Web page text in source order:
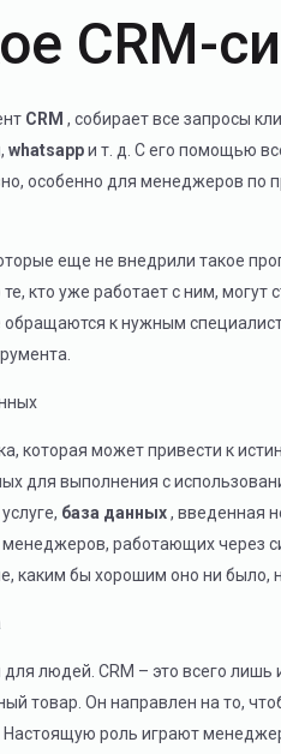
CRM-
CRM , собирает все запросы
whatsappи т. д. С его помощью
особенно для менеджеров по
еще не внедрили такое
кто уже работает с ним, могут
обращаются к нужным
которая может привести к
для выполнения с
база данных, введенная
работающих через
каким бы хорошим оно ни было,
людей. CRM – это всего лишь
товар. Он направлен на то,
роль играют